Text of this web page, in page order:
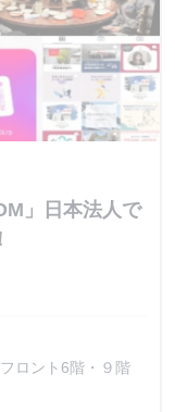
」日本法人で
ロント6階・９階